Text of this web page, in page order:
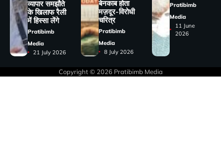
व्यापार समझौते
के खिलाफ रैली
में हिस्सा लेंगे
Pratibimb
Media
21 July 2026
बेनकाब होता
मज़दूर-विरोधी
चरित्र
Pratibimb
Media
8 July 2026
Pratibimb
Media
11 June
2026
Copyright © 2026 Pratibimb Media